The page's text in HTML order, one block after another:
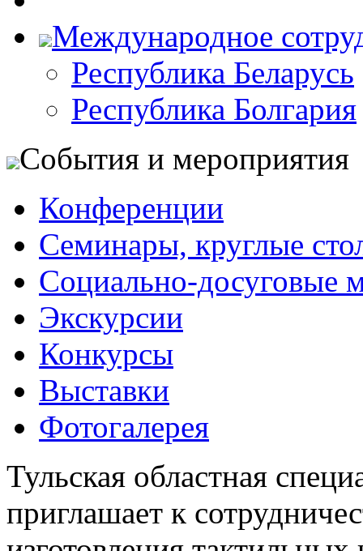
Международное
Республика Беларусь
Республика Болгария
События и мероприятия
Конференции
Семинары, круглые
Социально-досуговые
Экскурсии
Конкурсы
Выставки
Фотогалерея
Тульская областная
приглашает к